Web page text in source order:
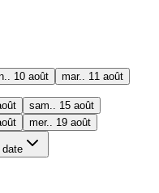
10 août mar.. 11 août
sam.. 15 août
mer.. 19 août
date